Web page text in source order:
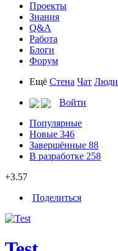
Проекты
Знания
Q&A
Работа
Блоги
Форум
Ещё Стена Чат Люди
Войти
Популярные
Новые 346
Завершённые 88
В разработке 258
+3.57
Поделиться